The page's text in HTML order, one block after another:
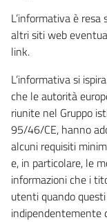
L’informativa è
altri siti web
link.
L’informativa si
che le autorità
riunite nel Gruppo
95/46/CE, hanno
alcuni requisiti
e, in particolare, le
informazioni che i
utenti quando
indipendentemente